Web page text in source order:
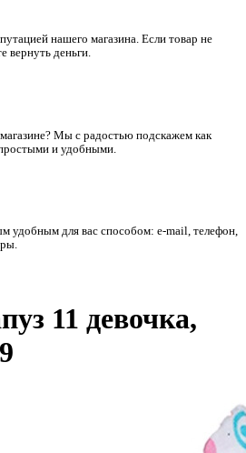
нашего магазина. Если товар не
вернуть деньги.
Мы с радостью подскажем как
и удобными.
удобным для вас способом: e-mail, телефон,
11 девочка,